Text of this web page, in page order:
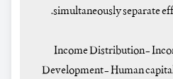
simultaneously separate
Income Distribution-
Development- Human